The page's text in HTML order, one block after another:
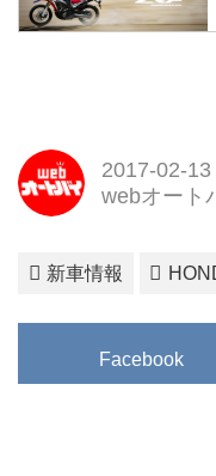
2017-02-13
webオート
新車情報
Facebook